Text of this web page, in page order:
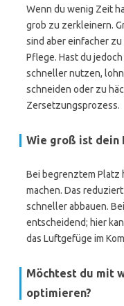
Wenn du wenig Zeit
grob zu zerkleinern.
sind aber einfacher
Pflege. Hast du
schneller nutzen,
schneiden oder zu
Zersetzungsprozess.
Wie groß ist dein
Bei begrenztem Platz
machen. Das
schneller abbauen.
entscheidend; hier
das Luftgefüge im
Möchtest du mit
optimieren?